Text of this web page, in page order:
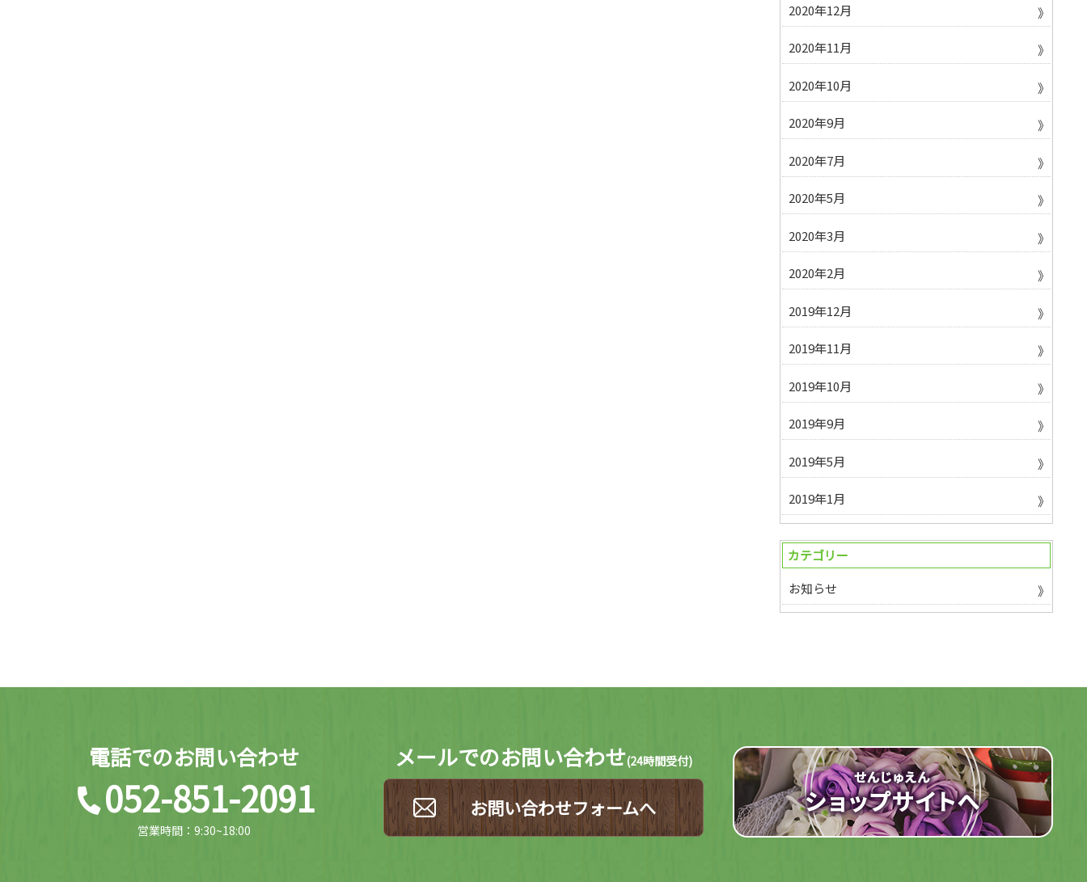
2020年12月
2020年11月
2020年10月
2020年9月
2020年7月
2020年5月
2020年3月
2020年2月
2019年12月
2019年11月
2019年10月
2019年9月
2019年5月
2019年1月
カテゴリー
お知らせ
電話でのお問い合わせ
052-851-2091
営業時間：9:30~18:00
メールでのお問い合わせ(24時間受付)
お問い合わせフォームへ